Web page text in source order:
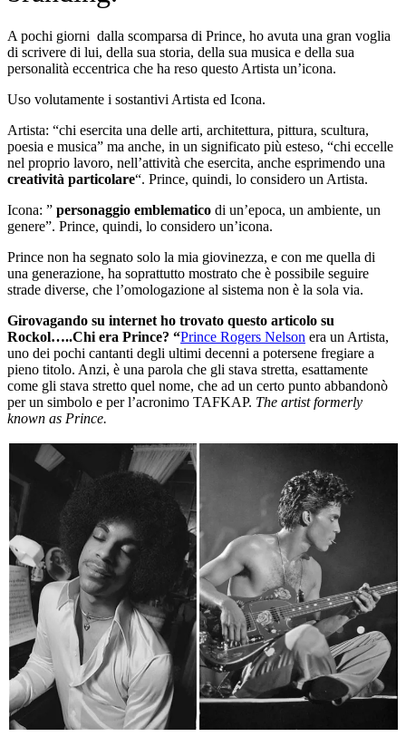
A pochi giorni dalla scomparsa di Prince, ho avuta una gran voglia
di scrivere di lui, della sua storia, della sua musica e della sua
personalità eccentrica che ha reso questo Artista un’icona.
Uso volutamente i sostantivi Artista ed Icona.
Artista: “chi esercita una delle arti, architettura, pittura, scultura,
poesia e musica” ma anche, in un significato più esteso, “chi eccelle
nel proprio lavoro, nell’attività che esercita, anche esprimendo una
creatività particolare“. Prince, quindi, lo considero un Artista.
Icona: ” personaggio emblematico di un’epoca, un ambiente, un
genere”. Prince, quindi, lo considero un’icona.
Prince non ha segnato solo la mia giovinezza, e con me quella di
una generazione, ha soprattutto mostrato che è possibile seguire
strade diverse, che l’omologazione al sistema non è la sola via.
Girovagando su internet ho trovato questo articolo su
Rockol…..Chi era Prince? “Prince Rogers Nelson era un Artista,
uno dei pochi cantanti degli ultimi decenni a potersene fregiare a
pieno titolo. Anzi, è una parola che gli stava stretta, esattamente
come gli stava stretto quel nome, che ad un certo punto abbandonò
per un simbolo e per l’acronimo TAFKAP. The artist formerly
known as Prince.